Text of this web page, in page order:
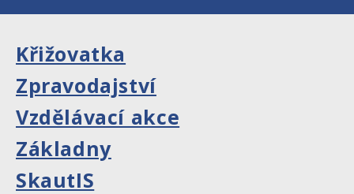
Křižovatka
Zpravodajství
Vzdělávací akce
Základny
SkautIS